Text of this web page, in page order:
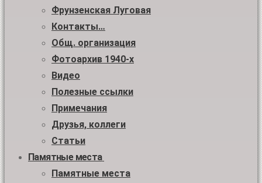
Фрунзенская Луговая
Контакты…
Общ. организация
Фотоархив 1940-х
Видео
Полезные ссылки
Примечания
Друзья, коллеги
Статьи
Памятные места
Памятные места